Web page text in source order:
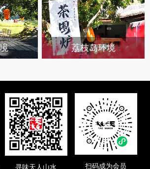
荔枝岛环境
寻味天人山水 扫码成为会员